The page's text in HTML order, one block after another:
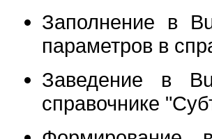
Заполнение в
параметров в
Заведение в
справочнике